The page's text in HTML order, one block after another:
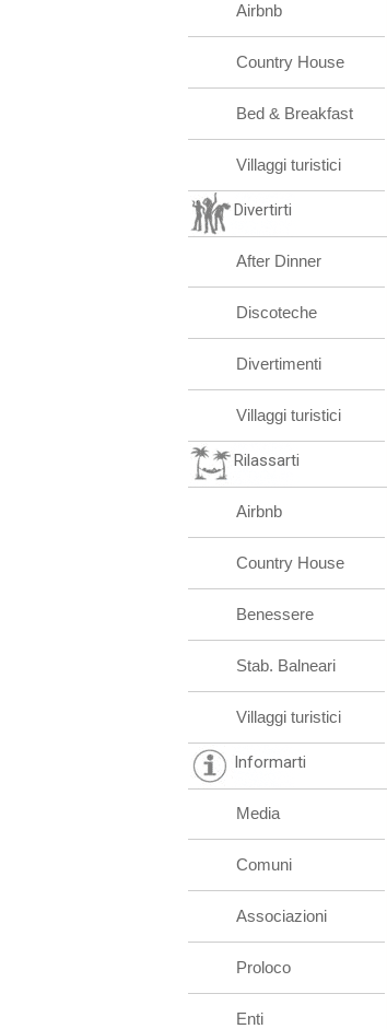
Airbnb
Country House
Bed & Breakfast
Villaggi turistici
Divertirti
After Dinner
Discoteche
Divertimenti
Villaggi turistici
Rilassarti
Airbnb
Country House
Benessere
Stab. Balneari
Villaggi turistici
Informarti
Media
Comuni
Associazioni
Proloco
Enti